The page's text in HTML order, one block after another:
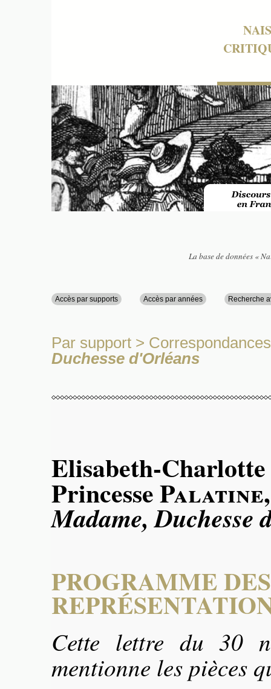
La base de données «
Accès par supports Accès par années Recherche
Par support > Correspondances
Duchesse d'Orléans
Elisabeth-Charlotte
PrincessePalatine
Madame, Duchesse
PROGRAMME DES
Cette lettre du 30
mentionne les pièces